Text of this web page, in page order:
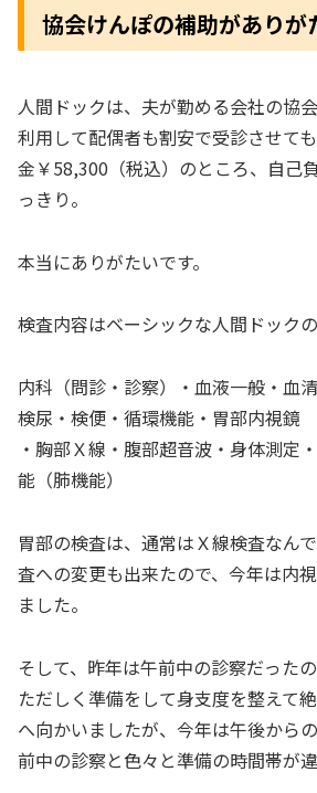
協会けんぽの補助がありが
人間ドックは、夫が勤める会社の協
利用して配偶者も割安で受診させて
金￥58,300（税込）のところ、自己
っきり。
本当にありがたいです。
検査内容はベーシックな人間ドック
内科（問診・診察）・血液一般・血
検尿・検便・循環機能・胃部内視鏡
・胸部Ｘ線・腹部超音波・身体測定
能（肺機能）
胃部の検査は、通常はＸ線検査なん
査への変更も出来たので、今年は内
ました。
そして、昨年は午前中の診察だった
ただしく準備をして身支度を整えて
へ向かいましたが、今年は午後から
前中の診察と色々と準備の時間帯が違